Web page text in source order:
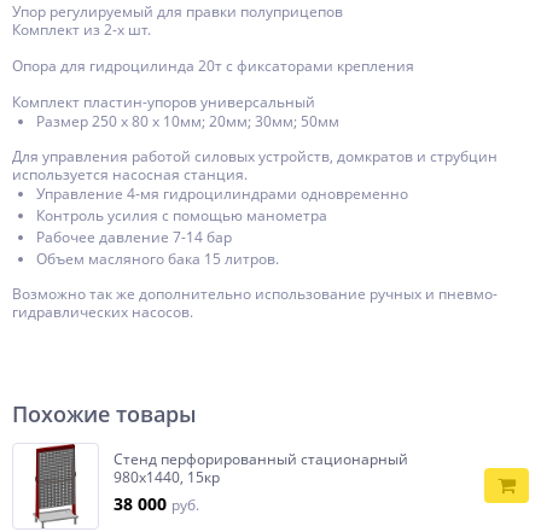
Упор регулируемый для правки полуприцепов
Комплект из 2-х шт.
Опора для гидроцилинда 20т с фиксаторами крепления
Комплект пластин-упоров универсальный
Размер 250 х 80 x 10мм; 20мм; 30мм; 50мм
Для управления работой силовых устройств, домкратов и струбцин
используется насосная станция.
Управление 4-мя гидроцилиндрами одновременно
Контроль усилия с помощью манометра
Рабочее давление 7-14 бар
Объем масляного бака 15 литров.
Возможно так же дополнительно использование ручных и пневмо-
гидравлических насосов.
Похожие товары
Стенд перфорированный стационарный
980х1440, 15кр
38 000 руб.